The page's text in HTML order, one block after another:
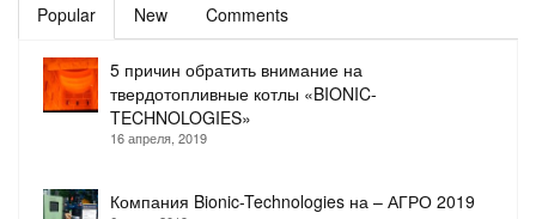
Popular New Comments
5 причин обратить внимание на
твердотопливные котлы «BIONIC-
TECHNOLOGIES»
16 апреля, 2019
Компания Bionic-Technologies на – АГРО 2019